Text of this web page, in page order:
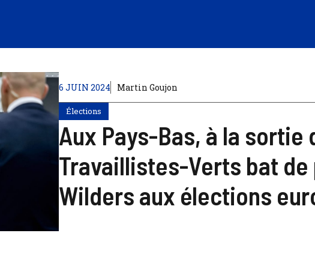
6 JUIN 2024 Martin Goujon
Élections
Aux Pays-Bas, à la sortie
Travaillistes-Verts bat de
Wilders aux élections